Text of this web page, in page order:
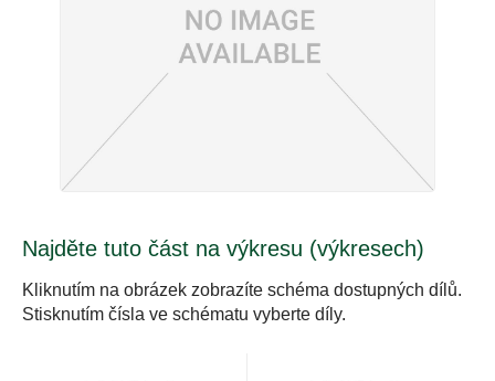
Najděte tuto část na výkresu (výkresech)
Kliknutím na obrázek zobrazíte schéma dostupných dílů.
Stisknutím čísla ve schématu vyberte díly.